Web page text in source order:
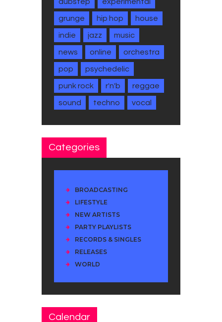
dubstep experimental
grunge hip hop house
indie jazz music
news online orchestra
pop psychedelic
punk rock r'n'b reggae
sound techno vocal
Categories
BROADCASTING
LIFESTYLE
NEW ARTISTS
PARTY PLAYLISTS
RECORDS & SINGLES
RELEASES
WORLD
Calendar